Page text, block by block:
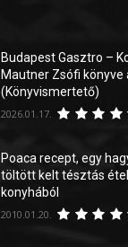
Budapest Gasztro –
Mautner Zsófi könyve
(Könyvismertető)
2026.01.17.
Poaca recept, egy
töltött kelt tésztás
konyhából
2010.01.20.